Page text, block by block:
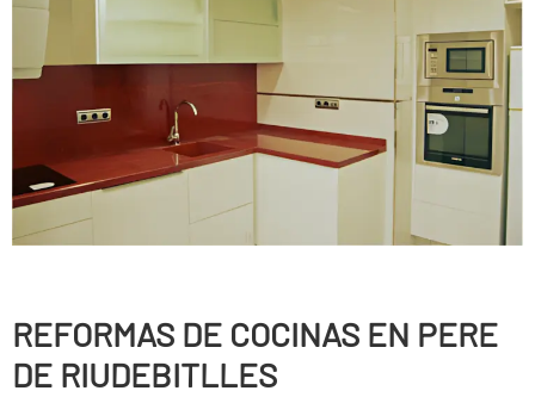
REFORMAS DE COCINAS EN PERE
DE RIUDEBITLLES